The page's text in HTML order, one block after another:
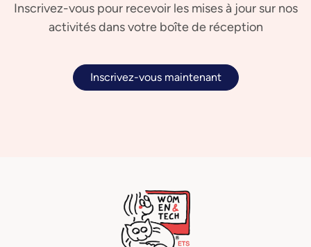
Inscrivez-vous pour recevoir les mises à jour sur nos
activités dans votre boîte de réception
Inscrivez-vous maintenant